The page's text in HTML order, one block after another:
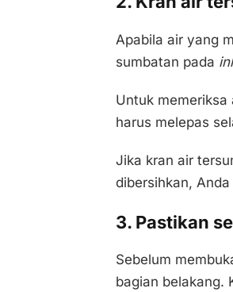
Apabila air yang
sumbatan pada
Untuk
harus melepas
Jika kran air
dibersihkan,
3. Pastikan
Sebelum
bagian belakang.